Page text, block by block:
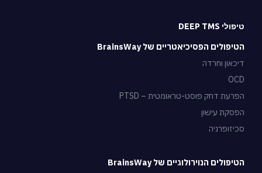
טיפולי DEEP TMS
הטיפולים הפסיכיאטריים של BrainsWay
דיכאון וחרדה
OCD
הפרעת דחק פוסט-טראומטית – PTSD
הפסקת עישון
סכיזופרניה
הטיפולים הנוירולוגיים של BrainsWay